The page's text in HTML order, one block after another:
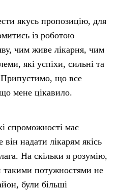
якусь пропозицію, для
із роботою
чим живе лікарня, чим
які успіхи, сильні та
Припустимо, що все
мене цікавило.
спроможності має
надати лікарям якісь
На скільки я розумію,
такими потужностями не
були більші